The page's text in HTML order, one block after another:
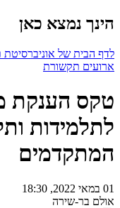
הינך נמצא כאן
לדף הבית של אוניברסיטת
ארועים תקשורת
טקס הענקת
לתלמידות
המתקדמים
01 במאי 2022, 18:30
אולם בר-שירה